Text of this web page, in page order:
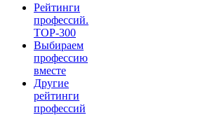
Рейтинги
профессий.
TOP-300
Выбираем
профессию
вместе
Другие
рейтинги
профессий